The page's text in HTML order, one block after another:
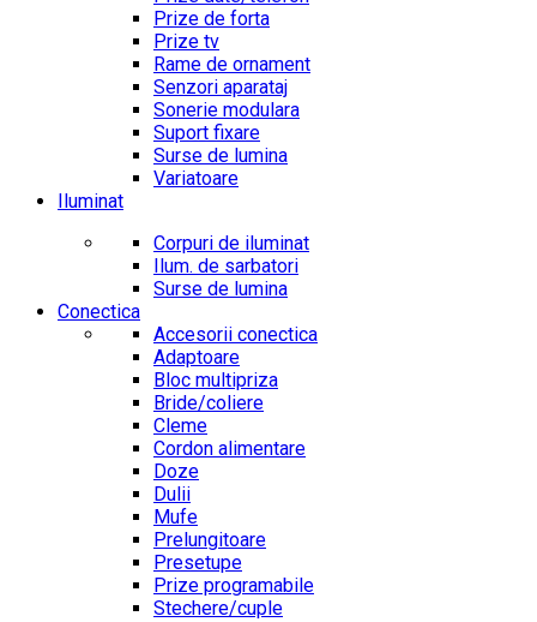
Prize de forta
Prize tv
Rame de ornament
Senzori aparataj
Sonerie modulara
Suport fixare
Surse de lumina
Variatoare
Iluminat
Corpuri de iluminat
Ilum. de sarbatori
Surse de lumina
Conectica
Accesorii conectica
Adaptoare
Bloc multipriza
Bride/coliere
Cleme
Cordon alimentare
Doze
Dulii
Mufe
Prelungitoare
Presetupe
Prize programabile
Stechere/cuple